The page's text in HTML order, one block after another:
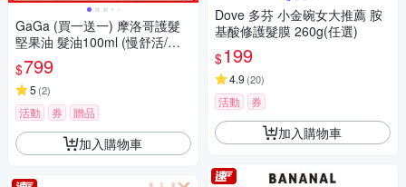
GaGa (買一送一) 摩洛哥護髮
堅果油 髮油100ml (慢舒活/甜
愛戀/小蒼蘭/輕浪漫)
$799
5 (2)
活動 券 贈品
加入購物車
Dove 多芬 小金碗女大推薦 胺
基酸修護髮膜 260g(任選)
$199
4.9 (20)
活動 券
加入購物車